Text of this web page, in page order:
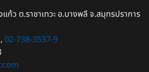
ว ต.ราชาเทวะ อ.บางพลี จ.สมุทรปราการ
, 02-738-3537-9